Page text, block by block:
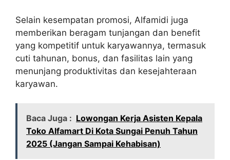
Selain kesempatan promosi, Alfamidi juga
memberikan beragam tunjangan dan benefit
yang kompetitif untuk karyawannya, termasuk
cuti tahunan, bonus, dan fasilitas lain yang
menunjang produktivitas dan kesejahteraan
karyawan.
Baca Juga : Lowongan Kerja Asisten Kepala
Toko Alfamart Di Kota Sungai Penuh Tahun
2025 (Jangan Sampai Kehabisan)